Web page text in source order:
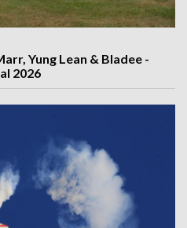
Yung Lean & Bladee -
2026